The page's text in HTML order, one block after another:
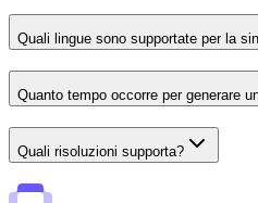
Quali lingue sono supportate per la
Quanto tempo occorre per generare
Quali risoluzioni supporta?